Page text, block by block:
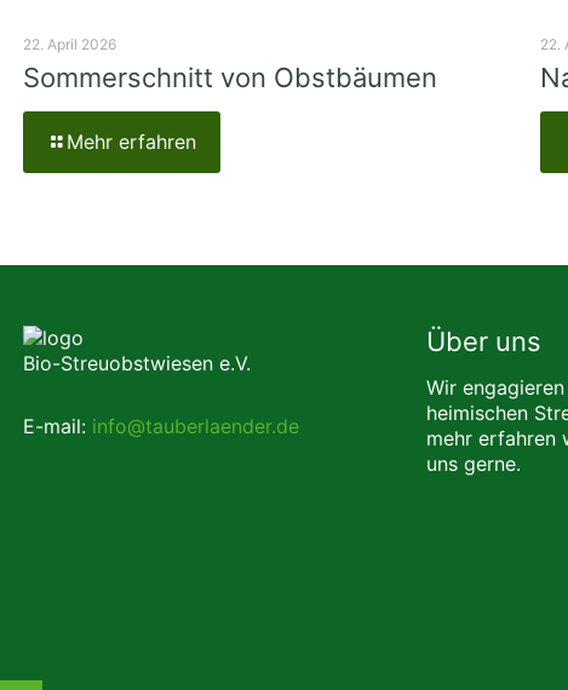
22. April 2026
Sommerschnitt von Obstbäumen
Mehr erfahren
22.
Bio-Streuobstwiesen e.V.
E-mail: info@tauberlaender.de
Über uns
Wir
heimischen
mehr erfahren
uns gerne.